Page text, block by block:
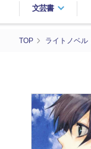
文芸書
TOP ライトノベル